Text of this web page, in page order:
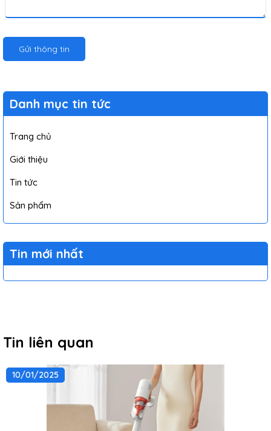
Gửi thông tin
Danh mục tin tức
Trang chủ
Giới thiệu
Tin tức
Sản phẩm
Tin mới nhất
Tin liên quan
10/01/2025